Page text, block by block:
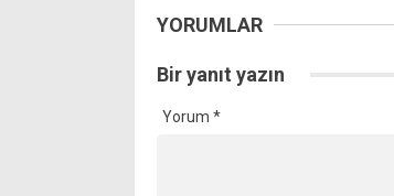
YORUMLAR
Bir yanıt yazın
Yorum *